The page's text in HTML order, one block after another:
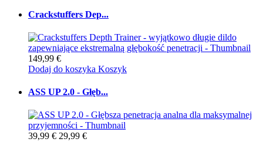
Crackstuffers Dep...
149,99 €
Dodaj do koszyka Koszyk
ASS UP 2.0 - Głęb...
39,99 € 29,99 €